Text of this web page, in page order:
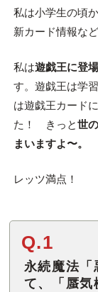
私は小学生の頃
新カード情報な
私は遊戯王に登
す。遊戯王は学
は遊戯王カード
た！ きっと世
まいますよ〜。
レッツ満点！
Q.1
永続魔法
て、「蜃気